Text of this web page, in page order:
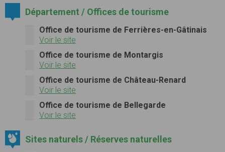
Département / Offices de tourisme
Office de tourisme de Ferrières-en-Gâtinais
Voir le site
Office de tourisme de Montargis
Voir le site
Office de tourisme de Château-Renard
Voir le site
Office de tourisme de Bellegarde
Voir le site
Sites naturels / Réserves naturelles